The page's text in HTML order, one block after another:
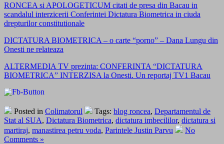
RONCEA si APOLOGETICUM citati de presa din Bacau in
scandalul interzicerii Conferintei Dictatura Biometrica in ciuda
drepturilor constitutionale
DICTATURA BIOMETRICA – o carte “porno” – Dana Lungu din
Onesti ne relateaza
ALTERMEDIA TV prezinta: CONFERINTA “DICTATURA
BIOMETRICA” INTERZISA la Onesti. Un reportaj TV1 Bacau
Posted in Colimatorul Tags: blog roncea, Departamentul de
Stat al SUA, Dictatura Biometrica, dictatura imbecililor, dictatura si
martiraj, manastirea petru voda, Parintele Justin Parvu
No
Comments »